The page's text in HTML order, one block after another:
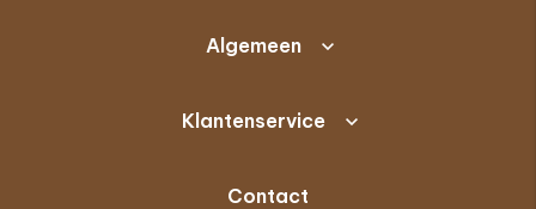
Algemeen
Klantenservice
Contact